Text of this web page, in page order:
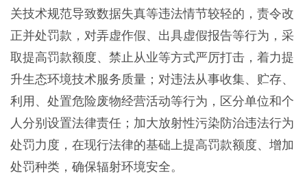
关技术规范导致数据失真等违法情节较轻的，责令改
正并处罚款，对弄虚作假、出具虚假报告等行为，采
取提高罚款额度、禁止从业等方式严厉打击，着力提
升生态环境技术服务质量；对违法从事收集、贮存、
利用、处置危险废物经营活动等行为，区分单位和个
人分别设置法律责任；加大放射性污染防治违法行为
处罚力度，在现行法律的基础上提高罚款额度、增加
处罚种类，确保辐射环境安全。